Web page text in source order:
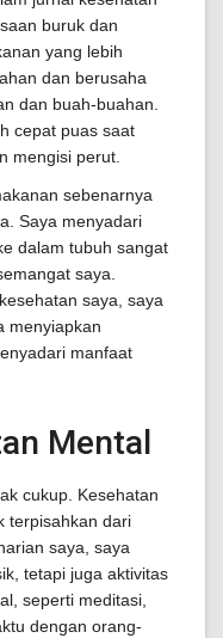
buruk dan
yang lebih
dan berusaha
dan buah-buahan.
cepat puas saat
mengisi perut.
sebenarnya
Saya menyadari
dalam tubuh sangat
saya.
saya, saya
menyiapkan
manfaat
Mental
cukup. Kesehatan
terpisahkan dari
saya, saya
tetapi juga aktivitas
seperti meditasi,
dengan orang-